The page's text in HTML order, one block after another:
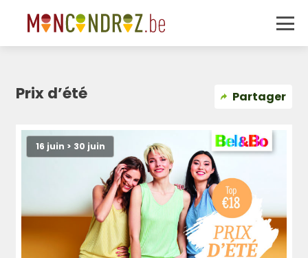
Prix d’été Partager
16 juin > 30 juin